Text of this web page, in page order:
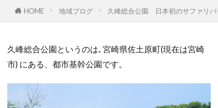
HOME 地域ブログ 久峰総合公園 日本初のサファリパ
久峰総合公園というのは､宮崎県佐土原町(現在は宮崎
市) にある、都市基幹公園です。